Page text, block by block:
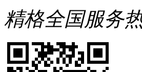
精格全国服务